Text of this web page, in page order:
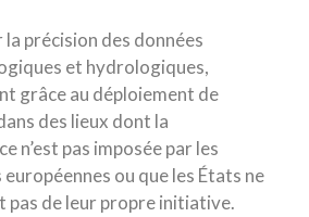
précision des données
et hydrologiques,
grâce au déploiement de
des lieux dont la
n’est pas imposée par les
ou que les États ne
pas de leur propre initiative.